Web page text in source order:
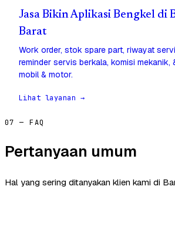
Jasa Bikin Aplikasi Bengkel di
Barat
Work order, stok spare part, riwayat
reminder servis berkala, komisi
mobil & motor.
Lihat layanan →
07 — FAQ
Pertanyaan umum
Hal yang sering ditanyakan klien kami di